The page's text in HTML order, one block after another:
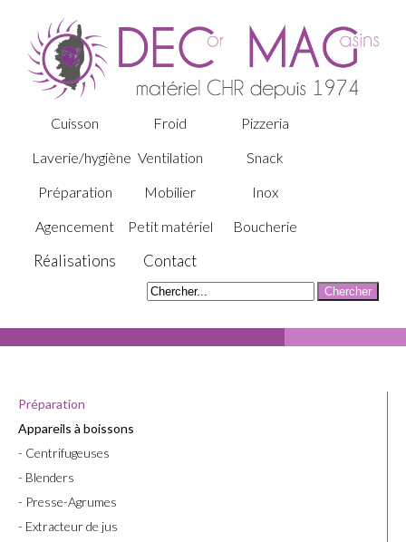
Cuisson Froid
Pizzeria
Laverie/hygiène Ventilation
Snack
Préparation
Mobilier
Inox
Agencement
Petit matériel Boucherie
Réalisations Contact
Préparation
Appareils à boissons
- Centrifugeuses
- Blenders
- Presse-Agrumes
- Extracteur de jus